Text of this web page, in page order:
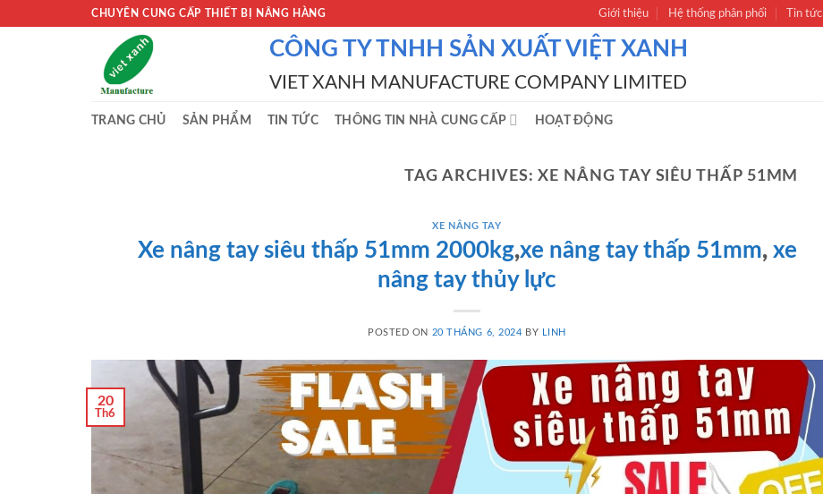
CHUYÊN CUNG CẤP THIẾT BỊ NÂNG HÀNG Giới thiệu Hệ thống phân phối Tin tức
CÔNG TY TNHH SẢN XUẤT VIỆT XANH
VIET XANH MANUFACTURE COMPANY LIMITED
TRANG CHỦ SẢN PHẨM TIN TỨC THÔNG TIN NHÀ CUNG CẤP HOẠT ĐỘNG
TAG ARCHIVES:XE NÂNG TAY SIÊU THẤP 51MM
XE NÂNG TAY
Xe nâng tay siêu thấp 51mm 2000kg,xe nâng tay thấp 51mm, xe
nâng tay thủy lực
POSTED ON 20 THÁNG 6, 2024 BY LINH
20
Th6